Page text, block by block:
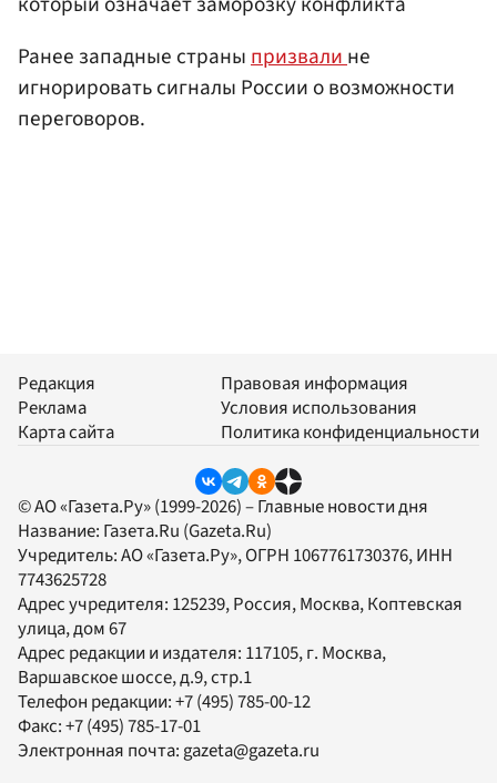
Ранее западные страныпризвалине
игнорировать сигналы России о возможности
переговоров.
Редакция
Реклама
Карта сайта
Правовая информация
Условия использования
Политика конфиденциальности
© АО «Газета.Ру» (1999-2026) – Главные новости дня
Название: Газета.Ru (Gazeta.Ru)
Учредитель:АО «Газета.Ру», ОГРН 1067761730376, ИНН
7743625728
Адрес учредителя: 125239, Россия, Москва, Коптевская
улица, дом 67
Адрес редакции и издателя: 117105, г. Москва,
Варшавское шоссе, д.9, стр.1
Телефон редакции:+7 (495) 785-00-12
Факс:+7 (495) 785-17-01
Электронная почта: gazeta@gazeta.ru